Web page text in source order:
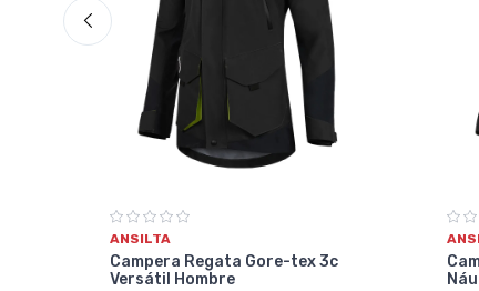
ANSILTA
Campera Regata Gore-tex 3c
Versátil Hombre